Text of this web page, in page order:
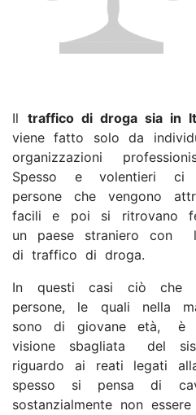
Il traffico di droga sia in
viene fatto solo da
organizzazioni
Spesso e volentieri ci
persone che vengono
facili e poi si ritrovano
un paese straniero con
di traffico di droga.
In questi casi ciò
persone, le quali nella
sono di giovane età,
visione sbagliata del
riguardo ai reati legati
spesso si pensa di
sostanzialmente non